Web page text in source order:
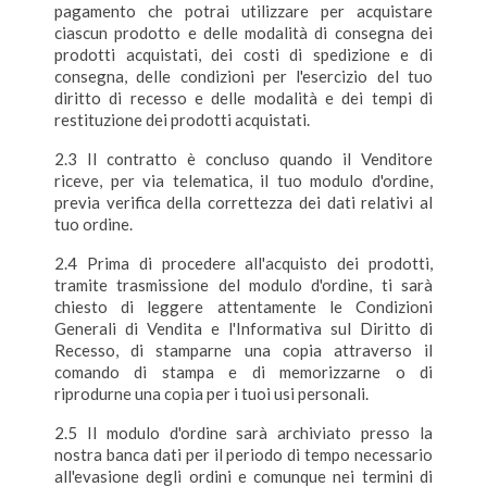
pagamento che potrai utilizzare per acquistare
ciascun prodotto e delle modalità di consegna dei
prodotti acquistati, dei costi di spedizione e di
consegna, delle condizioni per l'esercizio del tuo
diritto di recesso e delle modalità e dei tempi di
restituzione dei prodotti acquistati.
2.3 Il contratto è concluso quando il Venditore
riceve, per via telematica, il tuo modulo d'ordine,
previa verifica della correttezza dei dati relativi al
tuo ordine.
2.4 Prima di procedere all'acquisto dei prodotti,
tramite trasmissione del modulo d'ordine, ti sarà
chiesto di leggere attentamente le Condizioni
Generali di Vendita e l'Informativa sul Diritto di
Recesso, di stamparne una copia attraverso il
comando di stampa e di memorizzarne o di
riprodurne una copia per i tuoi usi personali.
2.5 Il modulo d'ordine sarà archiviato presso la
nostra banca dati per il periodo di tempo necessario
all'evasione degli ordini e comunque nei termini di